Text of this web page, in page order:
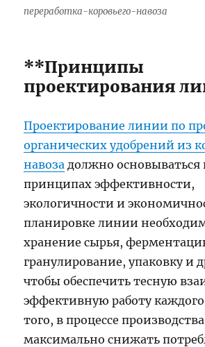
переработка-коровьего-навоза
**Принципы
проектирования
Проектирование линии по
органических удобрений из
навоза должно основываться
принципах эффективности,
экологичности и
планировке линии
хранение сырья,
гранулирование, упаковку и
чтобы обеспечить тесную
эффективную работу каждого
того, в процессе
максимально снижать